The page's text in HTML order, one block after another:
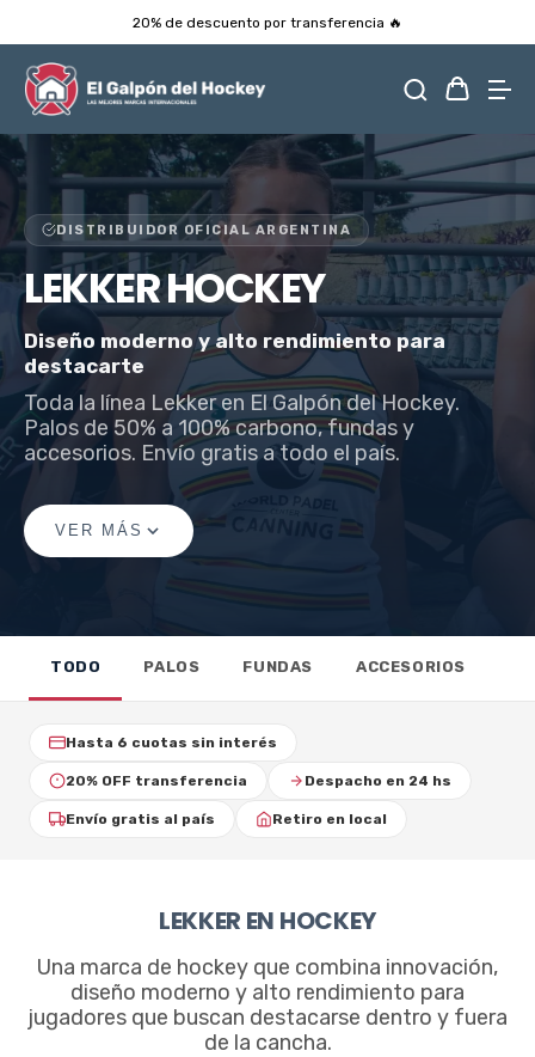
20% de descuento por transferencia 🔥
DISTRIBUIDOR OFICIAL ARGENTINA
LEKKER HOCKEY
Diseño moderno y alto rendimiento para
destacarte
Toda la línea Lekker en El Galpón del Hockey.
Palos de 50% a 100% carbono, fundas y
accesorios. Envío gratis a todo el país.
VER MÁS
TODO PALOS FUNDAS ACCESORIOS
Hasta 6 cuotas sin interés
20% OFF transferencia Despacho en 24 hs
Envío gratis al país Retiro en local
LEKKER EN HOCKEY
Una marca de hockey que combina innovación,
diseño moderno y alto rendimiento para
jugadores que buscan destacarse dentro y fuera
de la cancha.